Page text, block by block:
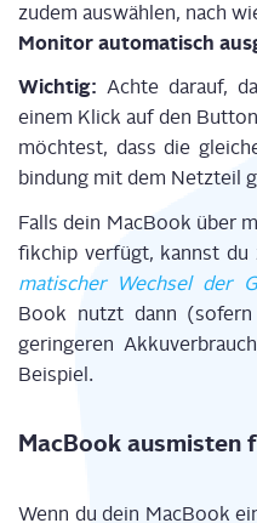
zudem aus­wäh­len, nach
Moni­tor auto­ma­tisch
Wich­tig: Ach­te dar­auf,
einem Klick auf den But­ton
möch­test, dass die
bin­dung mit dem Netz­teil
Falls dein Mac­Book über
fik­chip ver­fügt, kannst du
ma­ti­scher Wech­sel der
Book nutzt dann
gerin­ge­ren
Bei­spiel.
Mac­Book aus­mis­ten
Wenn du dein Mac­Book